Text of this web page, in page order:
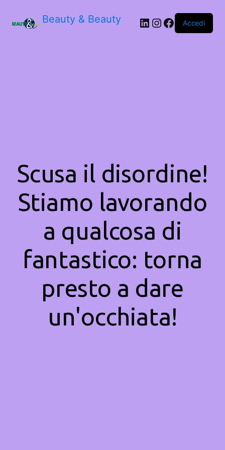
Beauty & Beauty LinkedIn
Instagram
Facebook
Accedi
Scusa il disordine!
Stiamo lavorando
a qualcosa di
fantastico: torna
presto a dare
un'occhiata!